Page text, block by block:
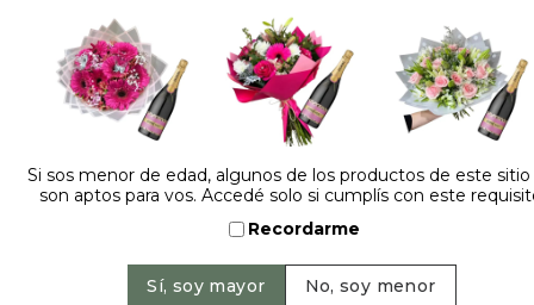
Dejá tu opinión
NOMBRE
Si sos menor de edad, algunos de los productos de este
son aptos para vos. Accedé solo si cumplís con este
Recordarme